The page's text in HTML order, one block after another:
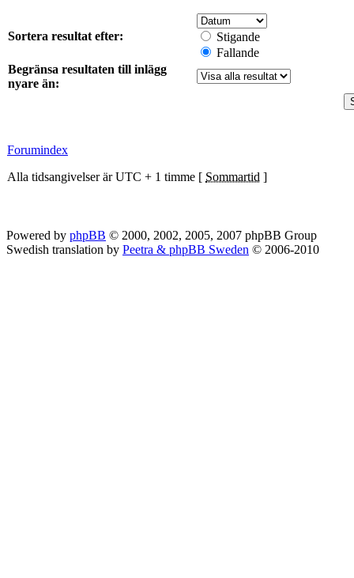
Sortera resultat efter:
Stigande
Fallande
Begränsa resultaten till inlägg
nyare än:
Forumindex
Alla tidsangivelser är UTC + 1 timme [ Sommartid ]
Powered by phpBB © 2000, 2002, 2005, 2007 phpBB Group
Swedish translation by Peetra & phpBB Sweden © 2006-2010